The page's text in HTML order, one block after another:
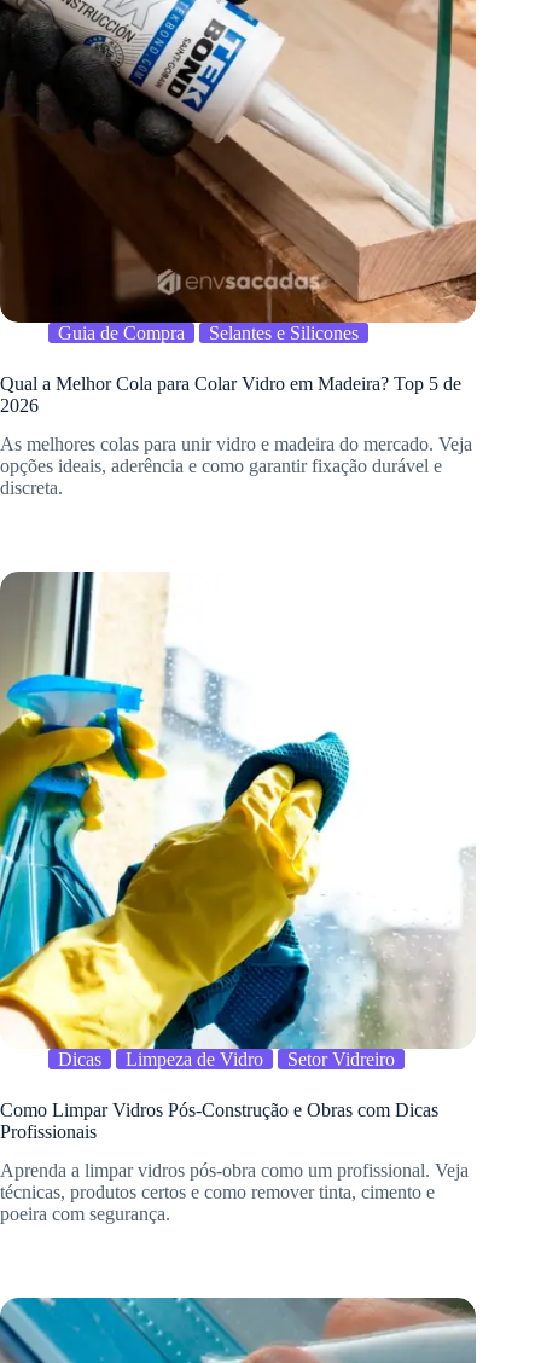
Guia de Compra Selantes e Silicones
Qual a Melhor Cola para Colar Vidro em Madeira? Top 5 de
2026
As melhores colas para unir vidro e madeira do mercado. Veja
opções ideais, aderência e como garantir fixação durável e
discreta.
Dicas Limpeza de Vidro Setor Vidreiro
Como Limpar Vidros Pós-Construção e Obras com Dicas
Profissionais
Aprenda a limpar vidros pós-obra como um profissional. Veja
técnicas, produtos certos e como remover tinta, cimento e
poeira com segurança.